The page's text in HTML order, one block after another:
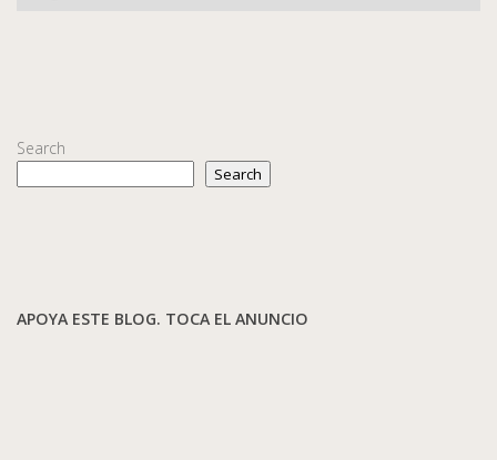
Search
Search
APOYA ESTE BLOG. TOCA EL ANUNCIO